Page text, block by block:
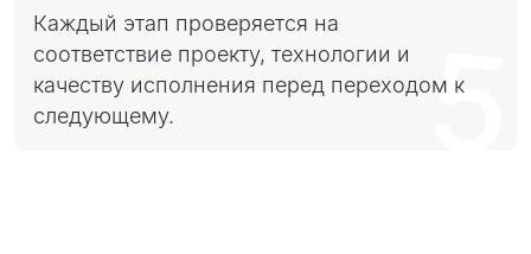
5
Каждый этап проверяется на
соответствие проекту, технологии и
качеству исполнения перед переходом к
следующему.